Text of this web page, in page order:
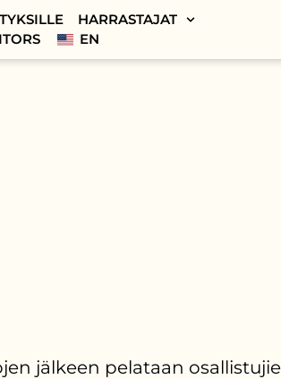
HARRASTAJAT
EN
jälkeen pelataan